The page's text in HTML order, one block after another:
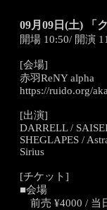
09月09日(土) 「
開場 10:50/ 開演
[会場]
赤羽ReNY alpha
https://ruido.org/
[出演]
DARRELL /
SHEGLAPES /
Sirius
[チケット]
■会場
前売 ¥4000 / 当